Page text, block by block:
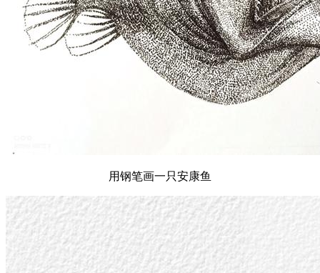
用钢笔画一只安康鱼